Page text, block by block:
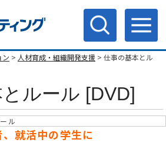
ン > 人材育成・組織開発支援 > 仕事の基本とル
ルール [DVD]
就活中の学生に